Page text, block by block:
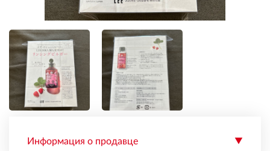
Информация о продавце ▼